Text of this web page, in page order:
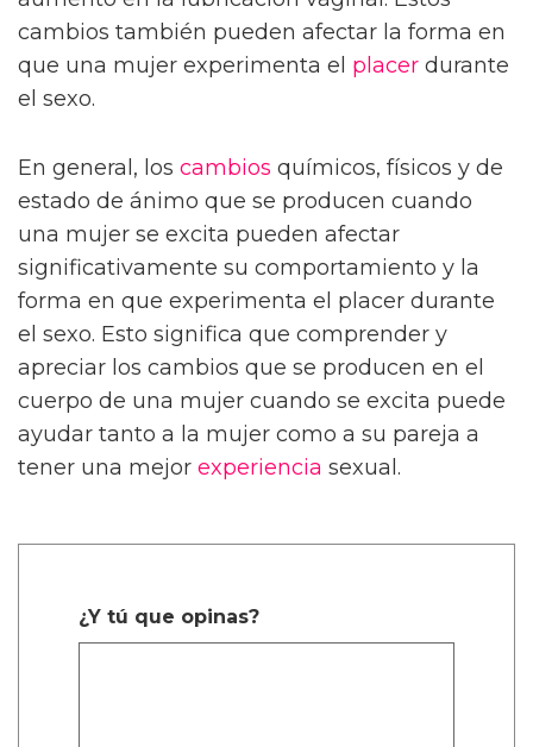
cambios también pueden afectar la forma en
que una mujer experimenta el placer durante
el sexo.
En general, los cambios químicos, físicos y de
estado de ánimo que se producen cuando
una mujer se excita pueden afectar
significativamente su comportamiento y la
forma en que experimenta el placer durante
el sexo. Esto significa que comprender y
apreciar los cambios que se producen en el
cuerpo de una mujer cuando se excita puede
ayudar tanto a la mujer como a su pareja a
tener una mejor experiencia sexual.
¿Y tú que opinas?